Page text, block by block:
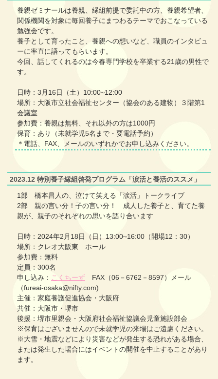
養親ゼミナールは養親、縁組前提で委託中の方、養親希望者、
関係機関を対象に毎回養子にまつわるテーマでおこなっている
勉強会です。
養子として育ったこと、養親への想いなど、職員のインタビュ
ーに率直に語ってもらいます。
今回、話してくれるのは今春専門学校を卒業する21歳の男性で
す。
日時：3月16日（土）10:00~12:00
場所：大阪市立社会福祉センター（協会のある建物）３階第1
会議室
参加費：養親は無料、それ以外の方は1000円
保育：あり（未就学児5名まで・要電話予約）
＊電話、FAX、メールのいずれかでお申し込みください。
2023.12 特別養子縁組啓発プログラム「涙活と養活のススメ」
1部 橋本昌人の、泣けて笑える「涙活」トークライブ
2部 親の言い分！子の言い分！ 成人した養子と、育てた養
親が、親子のそれぞれの思いを語り合います
日時：2024年2月18日（日）13:00~16:00（開場12：30）
場所：クレオ大阪東 ホール
参加費：無料
定員：300名
申し込み： こくちーず FAX（06－6762－8597）メール
（fureai-osaka@nifty.com)
主催：家庭養護促進協会・大阪府
共催：大阪市・堺市
後援：堺市里親会・大阪府社会福祉協議会児童施設部会
※保育はございませんので未就学児の来場はご遠慮ください。
※大雪・地震などにより災害などが発生する恐れがある場合、
または発生した場合にはイベントの開催を中止することがあり
ます。